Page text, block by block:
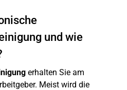
und wie
erhalten Sie am
Meist wird die